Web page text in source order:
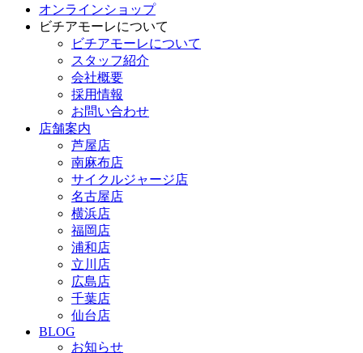
オンラインショップ
ビチアモーレについて
ビチアモーレについて
スタッフ紹介
会社概要
採用情報
お問い合わせ
店舗案内
芦屋店
南麻布店
サイクルジャージ店
名古屋店
横浜店
福岡店
浦和店
立川店
広島店
千葉店
仙台店
BLOG
お知らせ